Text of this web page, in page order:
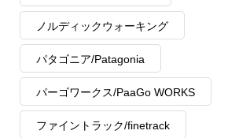
ノルディックウォーキング
パタゴニア/Patagonia
パーゴワークス/PaaGo WORKS
ファイントラック/finetrack